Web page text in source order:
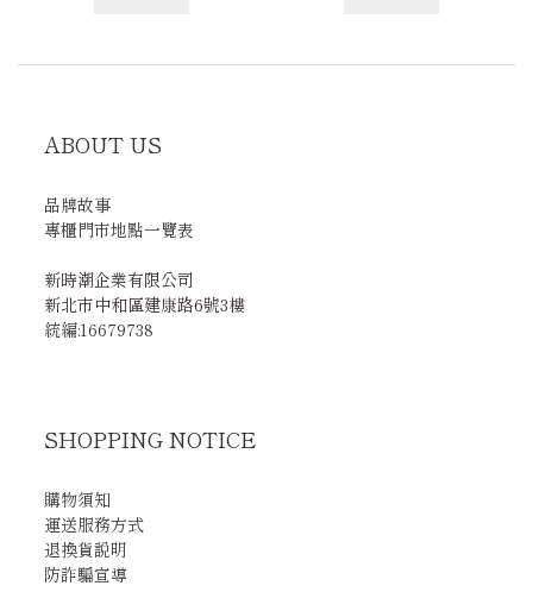
ABOUT US
品牌故事
專櫃門市地點一覽表
新時潮企業有限公司
新北市中和區建康路6號3樓
統編:16679738
SHOPPING NOTICE
購物須知
運送服務方式
退換貨說明
防詐騙宣導